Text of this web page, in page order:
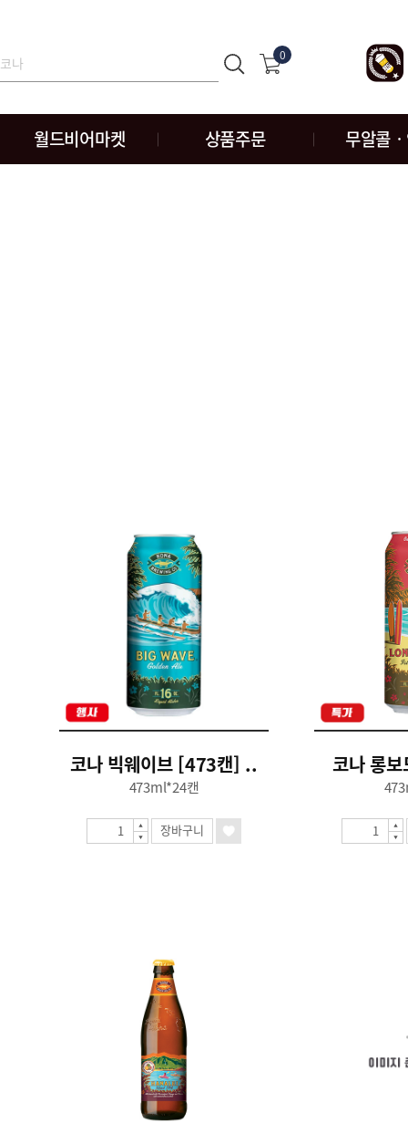
0
월드비어마켓 상품주문 무알콜
코나 빅웨이브 [473캔] ..
473ml*24캔
장바구니
코나 롱